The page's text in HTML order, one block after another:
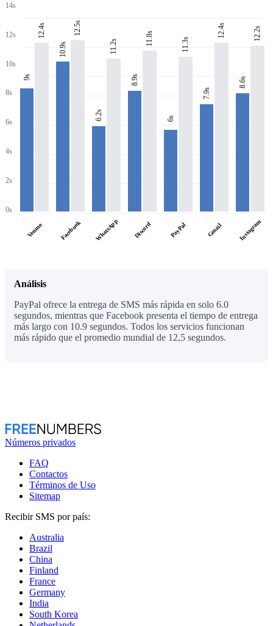
14s
12s
10s
8s
6s
4s
2s
0s
9s
12.4s
Venmo
10.9s
12.5s
Facebook
6.2s
11.2s
WhatsApp
8.9s
11.8s
Discord
6s
11.3s
PayPal
7.9s
12.4s
Gmail
8.6s
12.2s
Instagram
Análisis
PayPal ofrece la entrega de SMS más rápida en solo 6.0
segundos, mientras que Facebook presenta el tiempo de entrega
más largo con 10.9 segundos. Todos los servicios funcionan
más rápido que el promedio mundial de 12,5 segundos.
Números privados
FAQ
Contactos
Términos de Uso
Sitemap
Recibir SMS por país:
Australia
Brazil
China
Finland
France
Germany
India
South Korea